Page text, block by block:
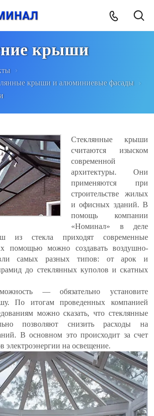
крыши
крыши и алюминиевые фасады
Стеклянные крыши
считаются изыском
современной
архитектуры. Они
применяются при
строительстве жилых
и офисных зданий. В
помощь компании
«Номинал» в деле
из стекла приходят современные
помощью можно создавать воздушно-
самых разных типов: от арок и
до стеклянных куполов и скатных
— обязательно установите
По итогам проведенных компанией
можно сказать, что стеклянные
позволяют снизить расходы на
В основном это происходит за счет
электроэнергии на освещение.